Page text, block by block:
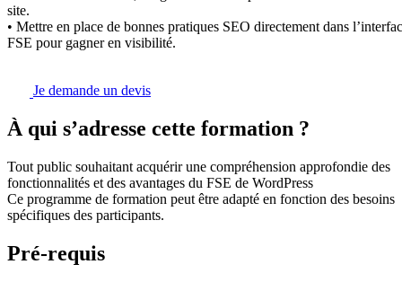
site.
• Mettre en place de bonnes pratiques SEO directement dans
FSE pour gagner en visibilité.
Je demande un devis
À qui s’adresse cette formation ?
Tout public souhaitant acquérir une compréhension approfondie des
fonctionnalités et des avantages du FSE de WordPress
Ce programme de formation peut être adapté en fonction des besoins
spécifiques des participants.
Pré-requis